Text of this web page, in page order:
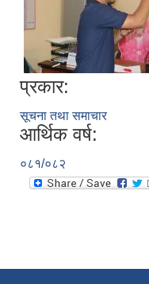
प्रकार:
सूचना तथा समाचार
आर्थिक वर्ष:
०८१/०८२